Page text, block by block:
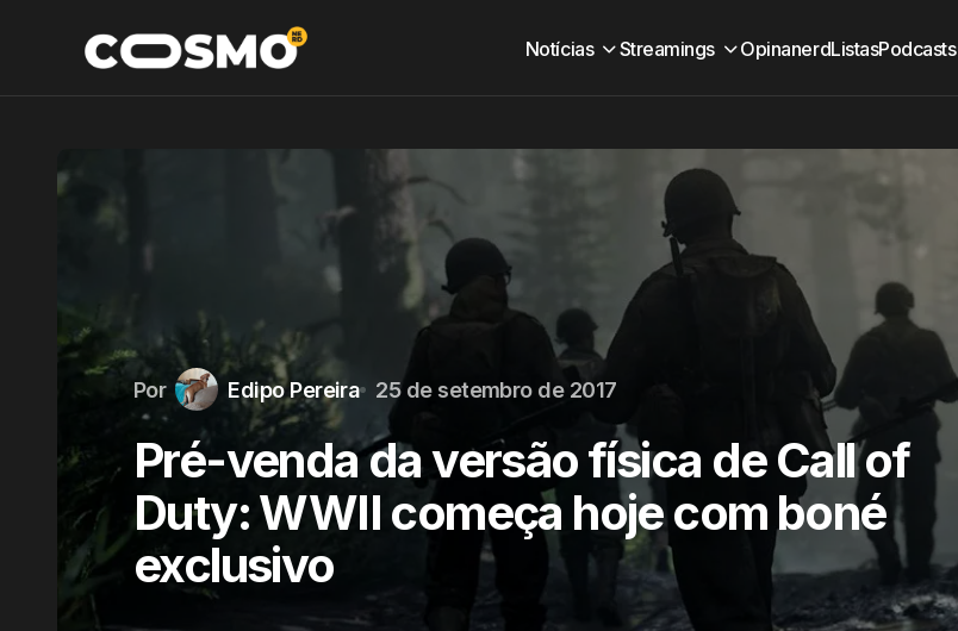
Notícias Streamings OpinanerdListasPodcasts
Por Edipo Pereira 25 de setembro de 2017
Pré-venda da versão física de Call of
Duty: WWII começa hoje com boné
exclusivo